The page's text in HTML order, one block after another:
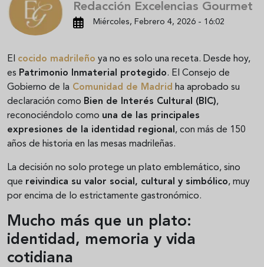
Redacción Excelencias Gourmet
Miércoles, Febrero 4, 2026 - 16:02
El cocido madrileño ya no es solo una receta. Desde hoy,
es Patrimonio Inmaterial protegido. El Consejo de
Gobierno de la Comunidad de Madrid ha aprobado su
declaración como Bien de Interés Cultural (BIC),
reconociéndolo como una de las principales
expresiones de la identidad regional, con más de 150
años de historia en las mesas madrileñas.
La decisión no solo protege un plato emblemático, sino
que reivindica su valor social, cultural y simbólico, muy
por encima de lo estrictamente gastronómico.
Mucho más que un plato:
identidad, memoria y vida
cotidiana